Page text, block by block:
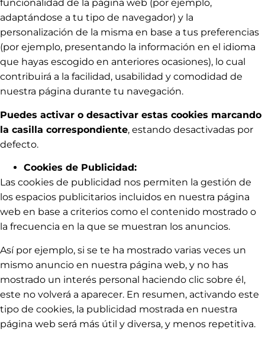
funcionalidad de la página web (por ejemplo,
adaptándose a tu tipo de navegador) y la
personalización de la misma en base a tus preferencias
(por ejemplo, presentando la información en el idioma
que hayas escogido en anteriores ocasiones), lo cual
contribuirá a la facilidad, usabilidad y comodidad de
nuestra página durante tu navegación.
Puedes activar o desactivar estas cookies marcando
la casilla correspondiente, estando desactivadas por
defecto.
Cookies de Publicidad:
Las cookies de publicidad nos permiten la gestión de
los espacios publicitarios incluidos en nuestra página
web en base a criterios como el contenido mostrado o
la frecuencia en la que se muestran los anuncios.
Así por ejemplo, si se te ha mostrado varias veces un
mismo anuncio en nuestra página web, y no has
mostrado un interés personal haciendo clic sobre él,
este no volverá a aparecer. En resumen, activando este
tipo de cookies, la publicidad mostrada en nuestra
página web será más útil y diversa, y menos repetitiva.